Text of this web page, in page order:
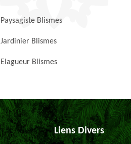
Paysagiste Blismes
Jardinier Blismes
Elagueur Blismes
Liens Divers